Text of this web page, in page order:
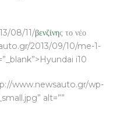
08/11/βενζίνης το νέο
2013/09/10/me-1-
i10
www.newsauto.gr/wp-
alt=””